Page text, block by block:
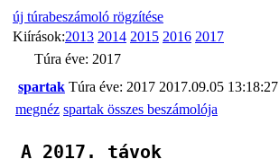
új túrabeszámoló rögzítése
Kiírások:2013 2014 2015 2016 2017
Túra éve: 2017
spartak Túra éve: 2017 2017.09.05 13:18:27
megnéz spartak összes beszámolója
A 2017. távok